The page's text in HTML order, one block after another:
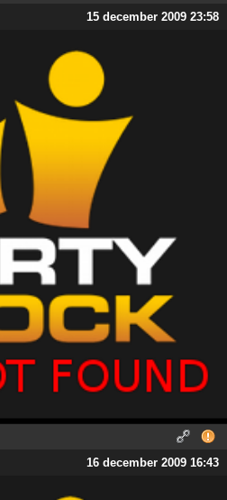
15 december 2009 23:58
16 december 2009 16:43